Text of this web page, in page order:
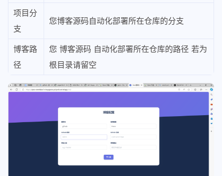
项目分
支
您博客源码自动化部署所在仓库的分支
博客路
径
您 博客源码 自动化部署所在仓库的路径 若为
根目录请留空